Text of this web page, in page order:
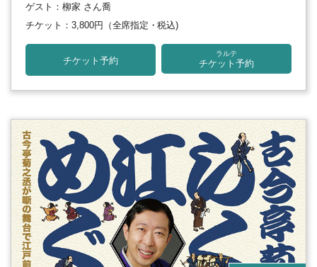
ゲスト：柳家 さん喬
チケット：3,800円 （全席指定・税込)
チケット予約
ラルテ
チケット予約